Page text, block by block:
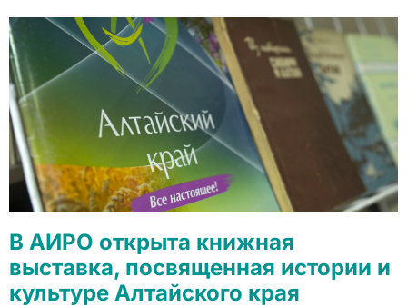
В АИРО открыта книжная
выставка, посвященная истории и
культуре Алтайского края